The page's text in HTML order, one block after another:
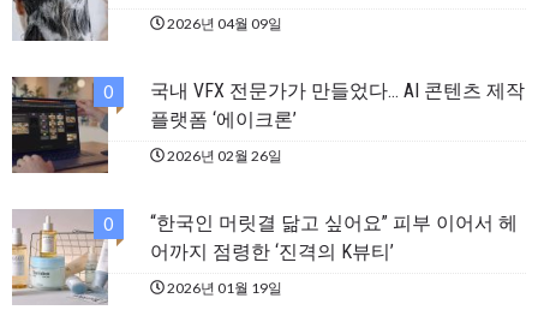
2026년 04월 09일
0
국내 VFX 전문가가 만들었다… AI 콘텐츠 제작
플랫폼 ‘에이크론’
2026년 02월 26일
0
“한국인 머릿결 닮고 싶어요” 피부 이어서 헤
어까지 점령한 ‘진격의 K뷰티’
2026년 01월 19일